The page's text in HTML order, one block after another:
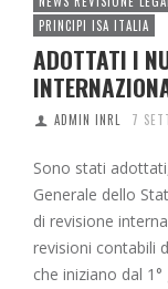
PRINCIPI ISA ITALIA
ADOTTATI I
ADMIN INRL 7
Sono stati
Generale dello
di revisione
revisioni contabili
che iniziano dal